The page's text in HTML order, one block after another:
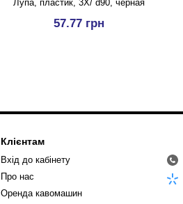
Лупа, пластик, 3X/ d90, черная
57.77 грн
Клієнтам
Вхід до кабінету
Про нас
Оренда кавомашин